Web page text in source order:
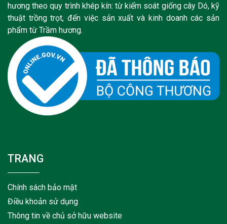
hương theo quy trình khép kín: từ kiểm soát giống cây Dó, kỹ
thuật trồng trọt, đến việc sản xuất và kinh doanh các sản
phẩm từ Trầm hương.
TRANG
Chính sách bảo mật
Điều khoản sử dụng
Thông tin về chủ sở hữu website